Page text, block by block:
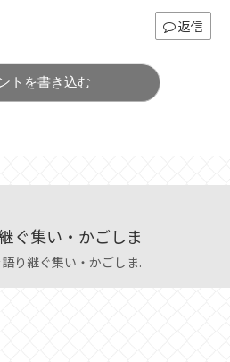
返信
トを書き込む
ぐ集い・かごしま
り継ぐ集い・かごしま.